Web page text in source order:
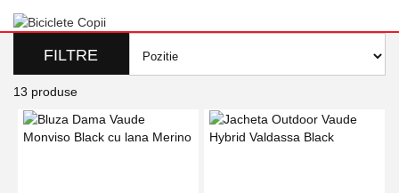
13 produse
FILTRE